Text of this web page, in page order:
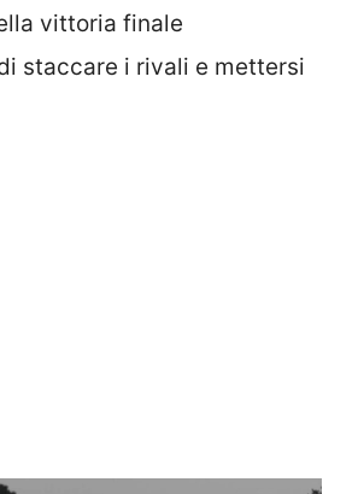
vittoria finale
staccare i rivali e mettersi